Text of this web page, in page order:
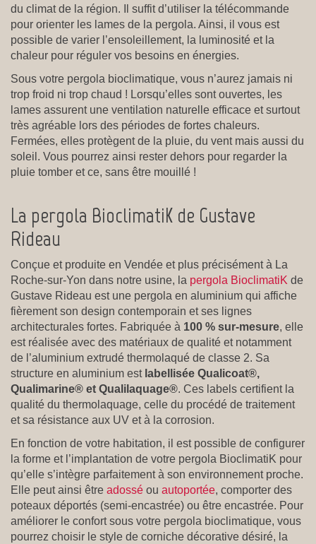
du climat de la région. Il suffit d’utiliser la télécommande
pour orienter les lames de la pergola. Ainsi, il vous est
possible de varier l’ensoleillement, la luminosité et la
chaleur pour réguler vos besoins en énergies.
Sous votre pergola bioclimatique, vous n’aurez jamais ni
trop froid ni trop chaud ! Lorsqu’elles sont ouvertes, les
lames assurent une ventilation naturelle efficace et surtout
très agréable lors des périodes de fortes chaleurs.
Fermées, elles protègent de la pluie, du vent mais aussi du
soleil. Vous pourrez ainsi rester dehors pour regarder la
pluie tomber et ce, sans être mouillé !
La pergola BioclimatiK de Gustave
Rideau
Conçue et produite en Vendée et plus précisément à La
Roche-sur-Yon dans notre usine, la pergola BioclimatiK de
Gustave Rideau est une pergola en aluminium qui affiche
fièrement son design contemporain et ses lignes
architecturales fortes. Fabriquée à 100 % sur-mesure, elle
est réalisée avec des matériaux de qualité et notamment
de l’aluminium extrudé thermolaqué de classe 2. Sa
structure en aluminium est labellisée Qualicoat®,
Qualimarine® et Qualilaquage®. Ces labels certifient la
qualité du thermolaquage, celle du procédé de traitement
et sa résistance aux UV et à la corrosion.
En fonction de votre habitation, il est possible de configurer
la forme et l’implantation de votre pergola BioclimatiK pour
qu’elle s’intègre parfaitement à son environnement proche.
Elle peut ainsi être adossé ou autoportée, comporter des
poteaux déportés (semi-encastrée) ou être encastrée. Pour
améliorer le confort sous votre pergola bioclimatique, vous
pourrez choisir le style de corniche décorative désiré, la